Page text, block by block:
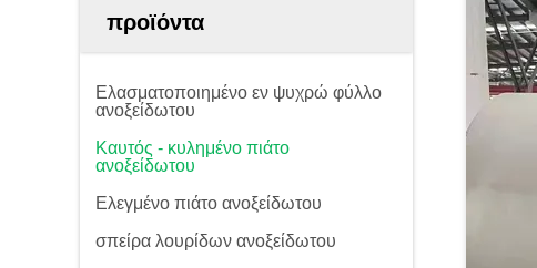
προϊόντα
Ελασματοποιημένο εν ψυχρώ φύλλο
ανοξείδωτου
Καυτός - κυλημένο πιάτο
ανοξείδωτου
Ελεγμένο πιάτο ανοξείδωτου
σπείρα λουρίδων ανοξείδωτου